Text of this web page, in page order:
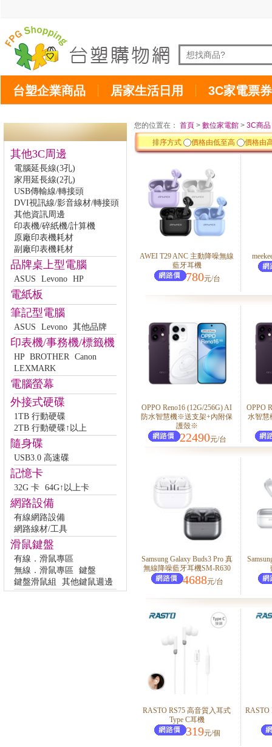
台塑企業商品 居家生活日用 3C家電票券
其他3C周邊
電腦延長線(3孔)
家用延長線(2孔)
USB傳輸線/轉接頭
DVI視訊線/影音線材/轉接頭
其他資訊周邊
印表機/碎紙機/計算機
原廠印表機耗材
副廠印表機耗材
品牌桌上型電腦
ASUS Levono HP
電紙板
筆記型電腦
ASUS Levono 其他品牌
印表機/事務機/標籤機
HP BROTHER Canon
LEXMARK
電腦螢幕
外接式硬碟
1TB 行動硬碟
2TB 行動硬碟↑以上
隨身碟
USB3.0 高速碟
記憶卡
32G 卡 64G↑以上卡
網路設備
有線網路設備
網路線材/工具
滑鼠鍵盤
有線．滑鼠專區
無線．滑鼠專區
鍵盤
鍵盤滑鼠組
其他鍵鼠週邊
您的位置在： 首頁 > 數位家電館 > 3C商品
排序方式
價格由低至高 價格由
AWEI T29 ANC 主動降噪無線
藍牙耳機
780元/台
OPPO Reno16 (12G/256G) AI
防水智慧機※送支架+內附保
護殼※
22490元/台
OPPO
水智
Samsung Galaxy Buds3 Pro 真
無線降噪藍牙耳機SM-R630
4688元/台
RASTO RS75 高音質入耳式
Type C耳機
319元/個
RASTO